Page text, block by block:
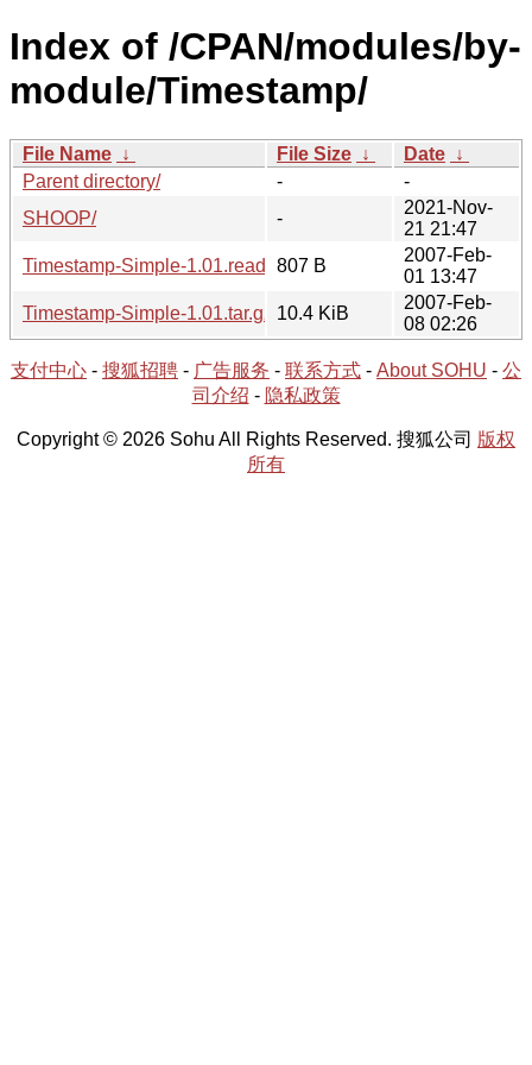
Index of /CPAN/modules/by-
module/Timestamp/
File Name ↓ File Size ↓ Date ↓
Parent directory/
-
-
SHOOP/
-
2021-Nov-
21 21:47
Timestamp-Simple-1.01.readme807 B
2007-Feb-
01 13:47
Timestamp-Simple-1.01.tar.gz
10.4 KiB
2007-Feb-
08 02:26
支付中心 - 搜狐招聘 - 广告服务 - 联系方式 - About SOHU - 公
司介绍 - 隐私政策
Copyright © 2026 Sohu All Rights Reserved. 搜狐公司 版权
所有